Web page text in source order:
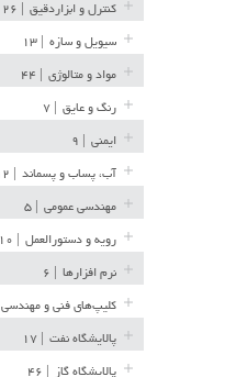
کنترل و ابزاردقیق
سیویل و سازه
مواد و متالوژی
رنگ و عایق
ایمنی
آب، پساب و پسماند
مهندسی عمومی
رویه و دستورالعمل
نرم افزارها
کلیپ‌های فنی و مهندسی
پالایشگاه نفت
پالایشگاه گاز